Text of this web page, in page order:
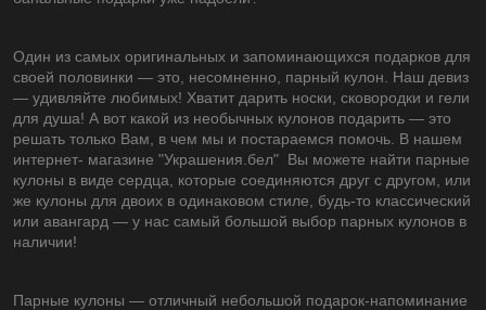
Один из самых оригинальных и запоминающихся подарков для
своей половинки ― это, несомненно, парный кулон. Наш девиз
― удивляйте любимых! Хватит дарить носки, сковородки и гели
для душа! А вот какой из необычных кулонов подарить ― это
решать только Вам, в чем мы и постараемся помочь. В нашем
интернет- магазине "Украшения.бел" Вы можете найти парные
кулоны в виде сердца, которые соединяются друг с другом, или
же кулоны для двоих в одинаковом стиле, будь-то классический
или авангард ― у нас самый большой выбор парных кулонов в
наличии!
Парные кулоны ― отличный небольшой подарок-напоминание